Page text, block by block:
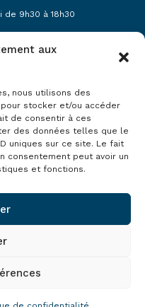
aux
nous utilisons des
stocker et/ou accéder
de consentir à ces
des données telles que le
uniques sur ce site. Le fait
consentement peut avoir un
et fonctions.
9h30 à 18h30